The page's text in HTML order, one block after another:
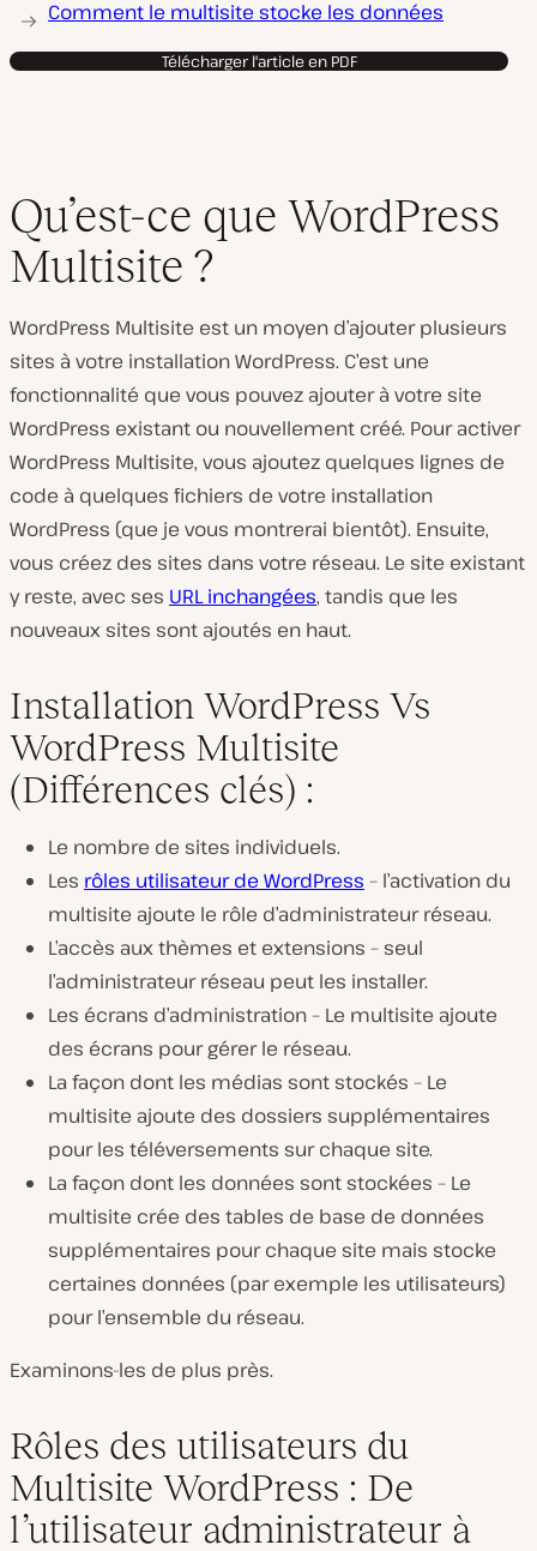
Comment le multisite stocke les données
Télécharger l'article en PDF
Qu’est-ce que WordPress
Multisite ?
WordPress Multisite est un moyen d’ajouter plusieurs
sites à votre installation WordPress. C’est une
fonctionnalité que vous pouvez ajouter à votre site
WordPress existant ou nouvellement créé. Pour activer
WordPress Multisite, vous ajoutez quelques lignes de
code à quelques fichiers de votre installation
WordPress (que je vous montrerai bientôt). Ensuite,
vous créez des sites dans votre réseau. Le site existant
y reste, avec ses URL inchangées, tandis que les
nouveaux sites sont ajoutés en haut.
Installation WordPress Vs
WordPress Multisite
(Différences clés) :
Le nombre de sites individuels.
Les rôles utilisateur de WordPress – l’activation du
multisite ajoute le rôle d’administrateur réseau.
L’accès aux thèmes et extensions – seul
l’administrateur réseau peut les installer.
Les écrans d’administration – Le multisite ajoute
des écrans pour gérer le réseau.
La façon dont les médias sont stockés – Le
multisite ajoute des dossiers supplémentaires
pour les téléversements sur chaque site.
La façon dont les données sont stockées – Le
multisite crée des tables de base de données
supplémentaires pour chaque site mais stocke
certaines données (par exemple les utilisateurs)
pour l’ensemble du réseau.
Examinons-les de plus près.
Rôles des utilisateurs du
Multisite WordPress : De
l’utilisateur administrateur à